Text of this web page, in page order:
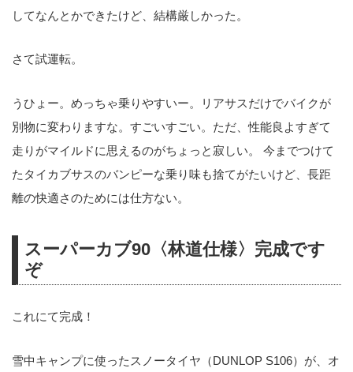
してなんとかできたけど、結構厳しかった。
さて試運転。
うひょー。めっちゃ乗りやすいー。リアサスだけでバイクが
別物に変わりますな。すごいすごい。ただ、性能良よすぎて
走りがマイルドに思えるのがちょっと寂しい。 今までつけて
たタイカブサスのバンピーな乗り味も捨てがたいけど、長距
離の快適さのためには仕方ない。
スーパーカブ90〈林道仕様〉完成です
ぞ
これにて完成！
雪中キャンプに使ったスノータイヤ（DUNLOP S106）が、オ